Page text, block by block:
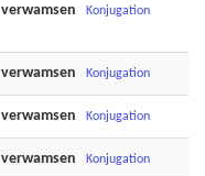
verwamsen Konjugation
verwamsen Konjugation
verwamsen Konjugation
verwamsen Konjugation